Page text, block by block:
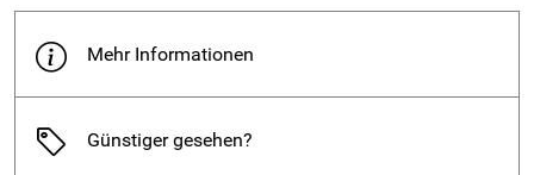
Mit freundlichen Grüßen
Renate Kohl
07.07.2010
Kaufdatum: 17.06.2010
Mehr Informationen
Günstiger gesehen?